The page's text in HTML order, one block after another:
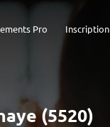
Inscription
Pro
(5520)